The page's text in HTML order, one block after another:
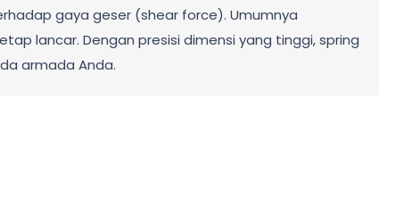
gaya geser (shear force). Umumnya
lancar. Dengan presisi dimensi yang tinggi, spring
armada Anda.